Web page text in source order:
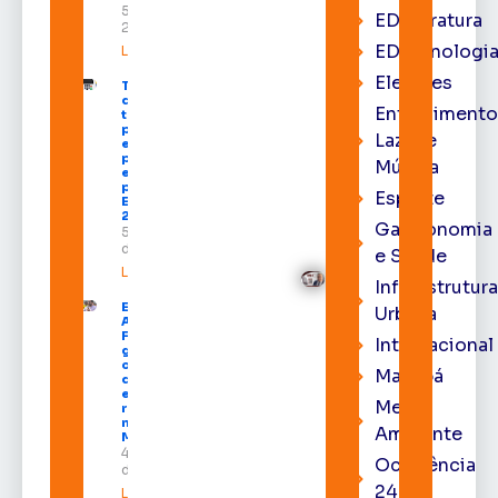
5 de agosto de
2026
Leia mais »
TSE define
divisão do
tempo de
propaganda
eleitoral e
participação
em debates
para as
Eleições
2026
5 de agosto
de 2026
Leia mais »
Emenda de
Acácio
Favacho
garante
climatização
de todas as
escolas da
rede
municipal de
Macapá
4 de agosto
de 2026
Leia mais »
EDliteratura
Eleições
Lazer e
Música
Esporte
Gastronomia
e Saúde
Infraestrutura
Urbana
Internacional
Macapá
Meio
Ambiente
Ocorrência
24h